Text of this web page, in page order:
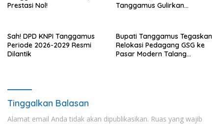
Prestasi Nol!
Tanggamus Gulirkan
Sah! DPD KNPI Tanggamus
Periode 2026-2029 Resmi
Dilantik
Bupati Tanggamus Tegaskan
Relokasi Pedagang GSG ke
Pasar Modern Talang
Tinggalkan Balasan
Alamat email Anda tidak akan dipublikasikan. Ruas yang wajib